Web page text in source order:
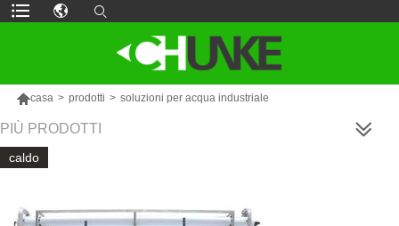
casa > prodotti > soluzioni per acqua industriale
PIÙ PRODOTTI
caldo